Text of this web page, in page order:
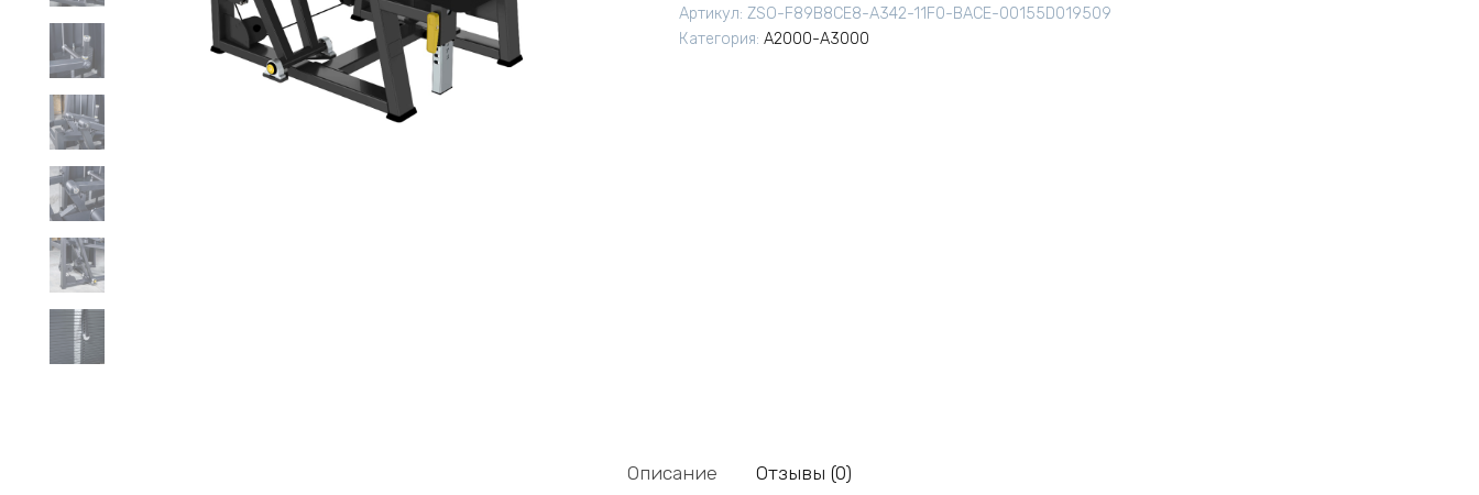
Артикул: ZSO-F89B8CE8-A342-11F0-BACE-00155D019509
Категория: A2000-A3000
Описание Отзывы (0)